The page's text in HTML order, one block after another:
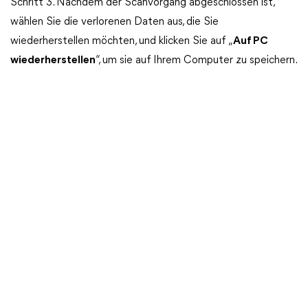
Schritt 3. Nachdem der Scanvorgang abgeschlossen ist,
wählen Sie die verlorenen Daten aus, die Sie
wiederherstellen möchten, und klicken Sie auf „Auf PC
wiederherstellen“, um sie auf Ihrem Computer zu speichern.